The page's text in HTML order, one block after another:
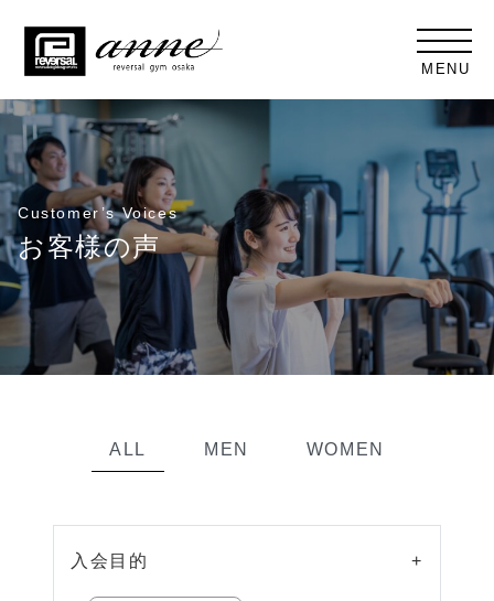
MENU
ALL MEN WOMEN
入会目的 +
Customer’s Voices
お客様の声